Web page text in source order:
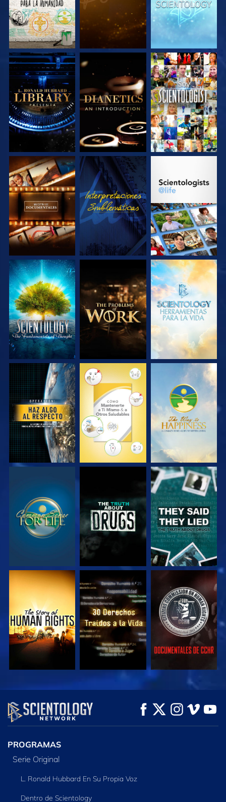
EXPLORA LAS
SERIES
EXPLORA LAS
SERIES
VE
EXPLORA LAS
SERIES
VE
EXPLORA LAS
EXPLORA LAS
SERIES
EXPLORA LAS
SERIES
EXPLORA LAS
SERIES
VE VE VE
VE VE
VE VE VE
VE
EXPLORA LAS
SERIES
PROGRAMAS
Serie Original
L. Ronald Hubbard En Su Propia Voz
Dentro de Scientology